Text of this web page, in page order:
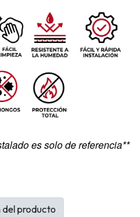
es solo de referencia**
producto